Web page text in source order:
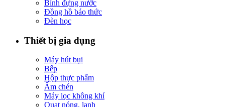
Bình đựng nước
Đồng hồ báo thức
Đèn học
Thiết bị gia dụng
Máy hút bụi
Bếp
Hộp thực phẩm
Ấm chén
Máy lọc không khí
Quạt nóng, lạnh